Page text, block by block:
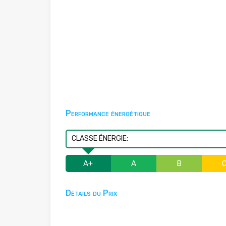
Performance énergétique
CLASSE ÉNERGIE:
A+ A B C
Détails du Prix